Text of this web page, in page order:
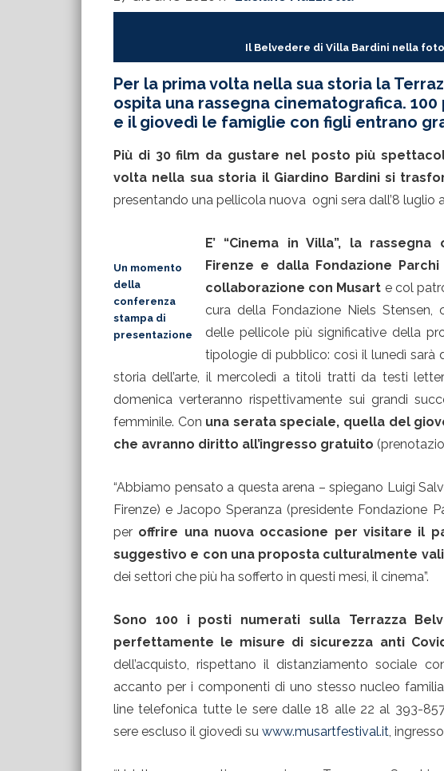
Il Belvedere di Villa Bardini nella
Per la prima volta nella sua storia la
ospita una rassegna cinematografica.
e il giovedì le famiglie con figli entrano
Più di 30 film da gustare nel posto più
volta nella sua storia il Giardino Bardini si
presentando una pellicola nuova ogni sera dall’8 luglio
Un momento
della
conferenza
stampa di
presentazione
E’ “Cinema in Villa”, la
Firenze e dalla Fondazione
collaborazione con Musart e col
cura della Fondazione Niels
delle pellicole più significative della
tipologie di pubblico: così il lunedì
storia dell’arte, il mercoledì a titoli tratti da testi
domenica verteranno rispettivamente sui grandi
femminile. Con una serata speciale, quella del
che avranno diritto all’ingresso gratuito
“Abbiamo pensato a questa arena – spiegano Luigi
Firenze) e Jacopo Speranza (presidente Fondazione
per offrire una nuova occasione per visitare il
suggestivo e con una proposta culturalmente
dei settori che più ha sofferto in questi mesi, il cinema”.
Sono 100 i posti numerati sulla Terrazza
perfettamente le misure di sicurezza anti
dell’acquisto, rispettano il distanziamento sociale
accanto per i componenti di uno stesso nucleo
line telefonica tutte le sere dalle 18 alle 22 al 393-
sere escluso il giovedì su www.musartfestival.it,